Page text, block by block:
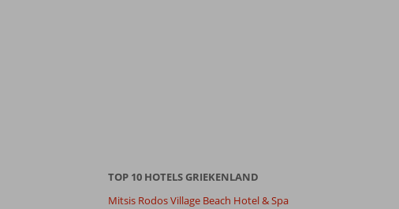
TOP 10 HOTELS GRIEKENLAND
Mitsis Rodos Village Beach Hotel & Spa